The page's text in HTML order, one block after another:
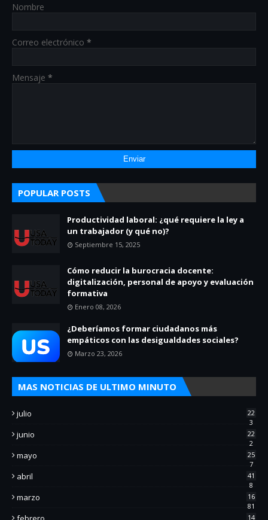
Nombre
Correo electrónico *
Mensaje *
POPULAR POSTS
Productividad laboral: ¿qué requiere la ley a
un trabajador (y qué no)?
Septiembre 15, 2025
Cómo reducir la burocracia docente:
digitalización, personal de apoyo y evaluación
formativa
Enero 08, 2026
¿Deberíamos formar ciudadanos más
empáticos con las desigualdades sociales?
Marzo 23, 2026
MAS NOTICIAS DE ULTIMO MINUTO
julio
22
3
junio
22
2
mayo
25
7
abril
41
8
marzo
16
81
14